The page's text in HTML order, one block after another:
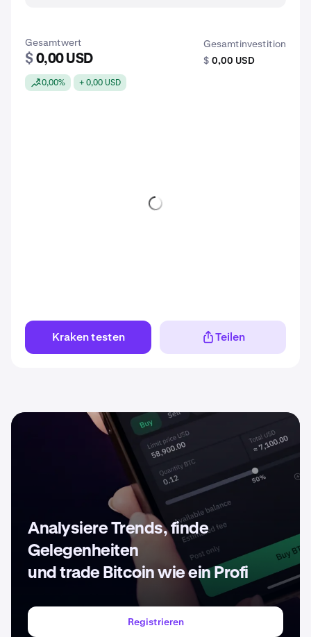
Gesamtwert
$ 0,00 USD
0,00% + 0,00 USD
Gesamtinvestition
$ 0,00 USD
Kraken testen Teilen
Analysiere Trends, finde
Gelegenheiten
und trade Bitcoin wie ein Profi
Registrieren